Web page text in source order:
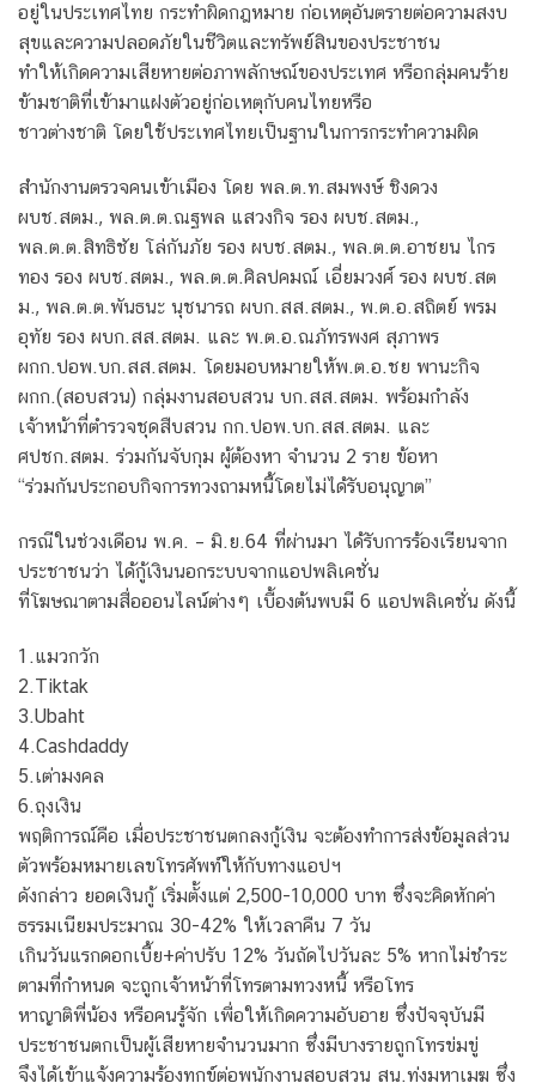
อยู่ในประเทศไทย กระทำผิดกฎหมาย ก่อเหตุอันตรายต่อความสงบ
สุขและความปลอดภัยในชีวิตและทรัพย์สินของประชาชน
ทำให้เกิดความเสียหายต่อภาพลักษณ์ของประเทศ หรือกลุ่มคนร้าย
ข้ามชาติที่เข้ามาแฝงตัวอยู่ก่อเหตุกับคนไทยหรือ
ชาวต่างชาติ โดยใช้ประเทศไทยเป็นฐานในการกระทำความผิด
สํานักงานตรวจคนเข้าเมือง โดย พล.ต.ท.สมพงษ์ ชิงดวง
ผบช.สตม., พล.ต.ต.ณฐพล แสวงกิจ รอง ผบช.สตม.,
พล.ต.ต.สิทธิชัย โล่กันภัย รอง ผบช.สตม., พล.ต.ต.อาชยน ไกร
ทอง รอง ผบช.สตม., พล.ต.ต.ศิลปคมณ์ เอี่ยมวงศ์ รอง ผบช.สต
ม., พล.ต.ต.พันธนะ นุชนารถ ผบก.สส.สตม., พ.ต.อ.สถิตย์ พรม
อุทัย รอง ผบก.สส.สตม. และ พ.ต.อ.ณภัทรพงศ สุภาพร
ผกก.ปอพ.บก.สส.สตม. โดยมอบหมายให้พ.ต.อ.ชย พานะกิจ
ผกก.(สอบสวน) กลุ่มงานสอบสวน บก.สส.สตม. พร้อมกำลัง
เจ้าหน้าที่ตำรวจชุดสืบสวน กก.ปอพ.บก.สส.สตม. และ
ศปชก.สตม. ร่วมกันจับกุม ผู้ต้องหา จํานวน 2 ราย ข้อหา
“ร่วมกันประกอบกิจการทวงถามหนี้โดยไม่ได้รับอนุญาต”
กรณีในช่วงเดือน พ.ค. – มิ.ย.64 ที่ผ่านมา ได้รับการร้องเรียนจาก
ประชาชนว่า ได้กู้เงินนอกระบบจากแอปพลิเคชั่น
ที่โฆษณาตามสื่อออนไลน์ต่างๆ เบื้องต้นพบมี 6 แอปพลิเคชั่น ดังนี้
1.แมวกวัก
2.Tiktak
3.Ubaht
4.Cashdaddy
5.เต่ามงคล
6.ถุงเงิน
พฤติการณ์คือ เมื่อประชาชนตกลงกู้เงิน จะต้องทำการส่งข้อมูลส่วน
ตัวพร้อมหมายเลขโทรศัพท์ให้กับทางแอปฯ
ดังกล่าว ยอดเงินกู้ เริ่มตั้งแต่ 2,500-10,000 บาท ซึ่งจะคิดหักค่า
ธรรมเนียมประมาณ 30-42% ให้เวลาคืน 7 วัน
เกินวันแรกดอกเบี้ย+ค่าปรับ 12% วันถัดไปวันละ 5% หากไม่ชำระ
ตามที่กำหนด จะถูกเจ้าหน้าที่โทรตามทวงหนี้ หรือโทร
หาญาติพี่น้อง หรือคนรู้จัก เพื่อให้เกิดความอับอาย ซึ่งปัจจุบันมี
ประชาชนตกเป็นผู้เสียหายจำนวนมาก ซึ่งมีบางรายถูกโทรข่มขู่
จึงได้เข้าแจ้งความร้องทุกข์ต่อพนักงานสอบสวน สน.ทุ่งมหาเมฆ ซึ่ง